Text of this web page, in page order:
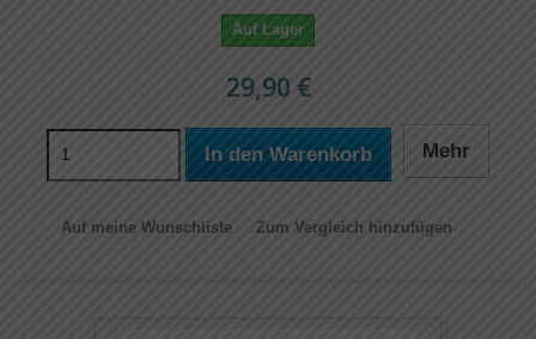
Auf Lager
29,90 €
In den Warenkorb Mehr
Auf meine Wunschliste Zum Vergleich hinzufügen